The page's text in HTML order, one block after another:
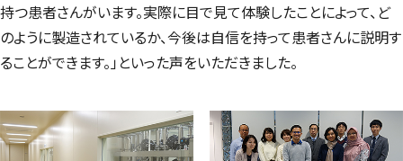
持つ患者さんがいます。実際に目で見て体験したことによって、ど
のように製造されているか、今後は自信を持って患者さんに説明す
ることができます。」といった声をいただきました。